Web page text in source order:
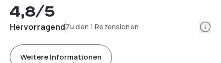
4,8/5
HervorragendZu den 1 Rezensionen
Weitere Informationen